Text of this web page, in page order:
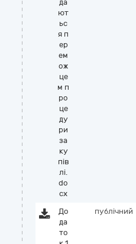
да
ют
ьс
я п
ер
ем
ож
це
м п
ро
це
ду
ри
за
ку
пів
лі.
do
cx
До
да
то
публічний